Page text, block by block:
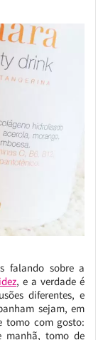
falando sobre a
, e a verdade é
diferentes, e
sejam, em
tomo com gosto:
manhã, tomo de